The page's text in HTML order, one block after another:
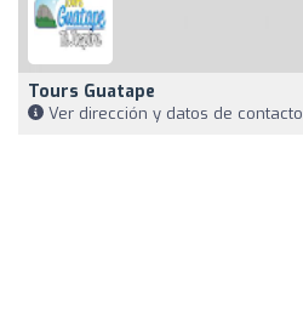
Tours Guatape
Ver dirección y datos de contacto